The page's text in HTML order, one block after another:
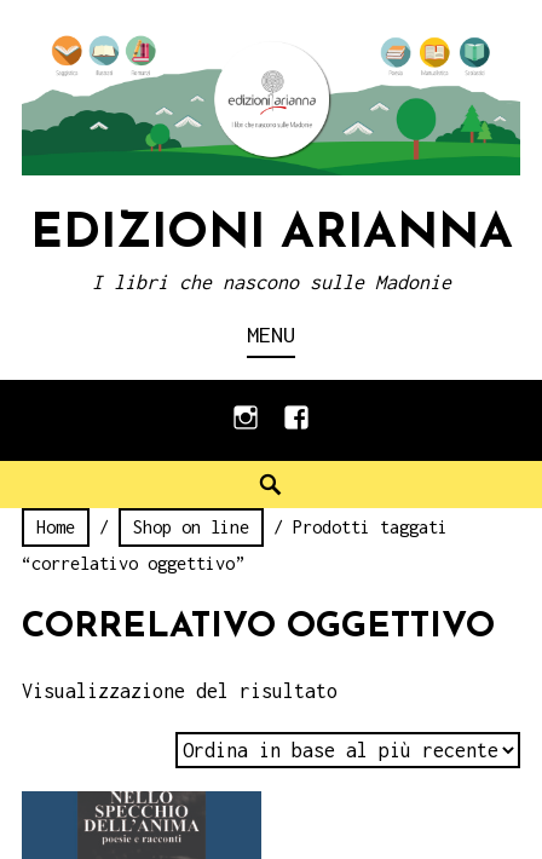
content
EDIZIONI ARIANNA
I libri che nascono sulle Madonie
MENU
instagramfacebook
Home / Shop on line
/ Prodotti taggati
“correlativo oggettivo”
CORRELATIVO OGGETTIVO
Visualizzazione del risultato